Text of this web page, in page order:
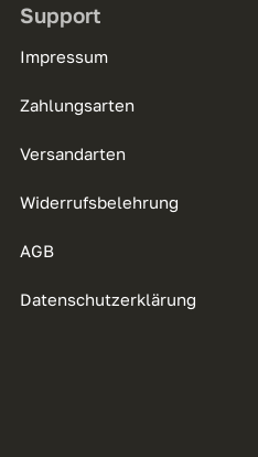
Support
Impressum
Zahlungsarten
Versandarten
Widerrufsbelehrung
AGB
Datenschutzerklärung